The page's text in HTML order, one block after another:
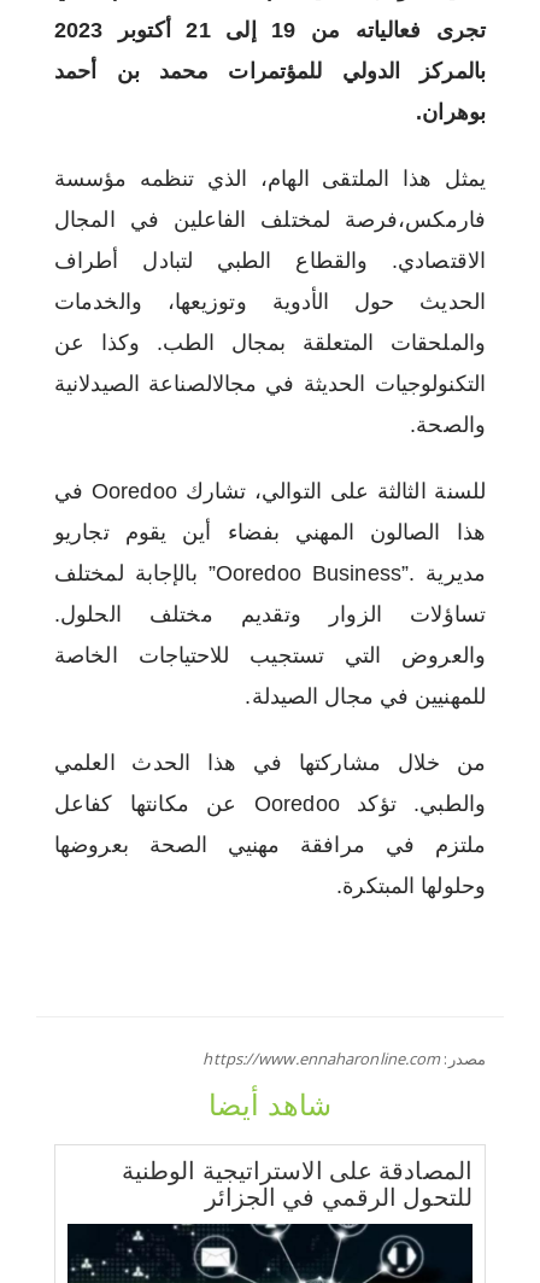
تجرى فعالياته من 19 إلى 21 أكتوبر 2023
بالمركز الدولي للمؤتمرات محمد بن أحمد
بوهران.
يمثل هذا الملتقى الهام، الذي تنظمه مؤسسة
فارمكس،فرصة لمختلف الفاعلين في المجال
الاقتصادي. والقطاع الطبي لتبادل
أطراف
الحديث حول الأدوية وتوزيعها، والخدمات
والملحقات المتعلقة بمجال الطب. وكذا عن
التكنولوجيات الحديثة في مجالالصناعة الصيدلانية
والصحة.
للسنة الثالثة على التوالي، تشارك Ooredoo في
هذا الصالون المهني بفضاء أين يقوم تجاريو
مديرية .”Ooredoo Business” بالإجابة لمختلف
تساؤلات الزوار وتقديم مختلف الحلول.
والعروض التي تستجيب للاحتياجات الخاصة
للمهنيين في مجال الصيدلة.
من خلال مشاركتها في هذا الحدث العلمي
والطبي. تؤكد Ooredoo عن مكانتها كفاعل
ملتزم في مرافقة مهنيي الصحة بعروضها
وحلولها المبتكرة.
مصدر:https://www.ennaharonline.com
شاهد أيضا
المصادقة على الاستراتيجية الوطنية
للتحول الرقمي في الجزائر